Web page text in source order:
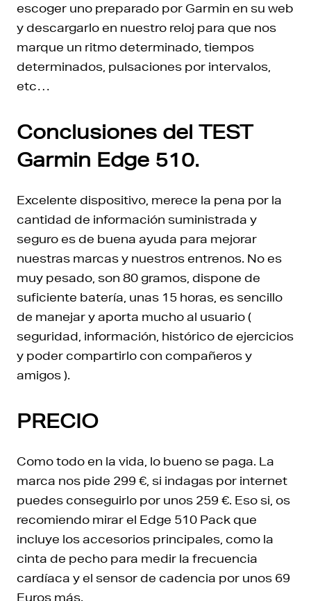
escoger uno preparado por Garmin en su web
y descargarlo en nuestro reloj para que nos
marque un ritmo determinado, tiempos
determinados, pulsaciones por intervalos,
etc…
Conclusiones del TEST
Garmin Edge 510.
Excelente dispositivo, merece la pena por la
cantidad de información suministrada y
seguro es de buena ayuda para mejorar
nuestras marcas y nuestros entrenos. No es
muy pesado, son 80 gramos, dispone de
suficiente batería, unas 15 horas, es sencillo
de manejar y aporta mucho al usuario (
seguridad, información, histórico de ejercicios
y poder compartirlo con compañeros y
amigos ).
PRECIO
Como todo en la vida, lo bueno se paga. La
marca nos pide 299 €, si indagas por internet
puedes conseguirlo por unos 259 €. Eso si, os
recomiendo mirar el Edge 510 Pack que
incluye los accesorios principales, como la
cinta de pecho para medir la frecuencia
cardíaca y el sensor de cadencia por unos 69
Euros más.